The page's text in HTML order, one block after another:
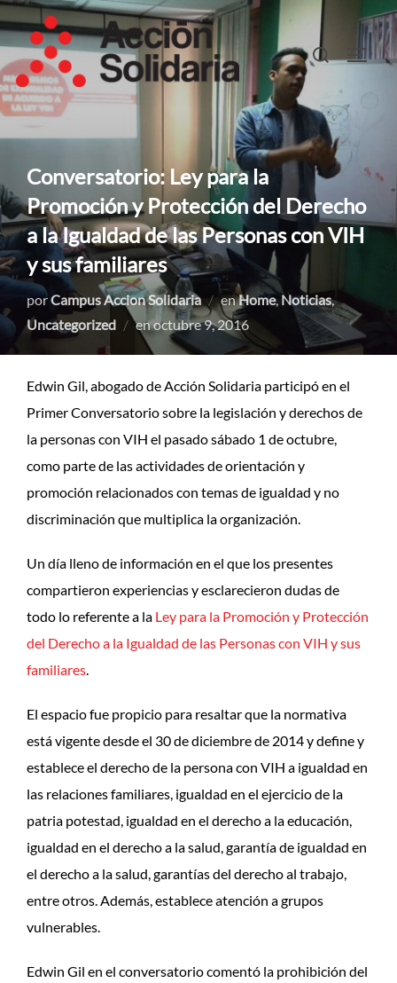
Saltar
al
contenido
Buscar:
Conversatorio: Ley para la
Promoción y Protección del Derecho
a la Igualdad de las Personas con VIH
y sus familiares
porCampus Accion Solidaria enHome, Noticias,
Uncategorized
enPublicado
el
octubre 9, 2016
Edwin Gil, abogado de Acción Solidaria participó en el
Primer Conversatorio sobre la legislación y derechos de
la personas con VIH el pasado sábado 1 de octubre,
como parte de las actividades de orientación y
promoción relacionados con temas de igualdad y no
discriminación que multiplica la organización.
Un día lleno de información en el que los presentes
compartieron experiencias y esclarecieron dudas de
todo lo referente a la Ley para la Promoción y Protección
del Derecho a la Igualdad de las Personas con VIH y sus
familiares.
El espacio fue propicio para resaltar que la normativa
está vigente desde el 30 de diciembre de 2014 y define y
establece el derecho de la persona con VIH a igualdad en
las relaciones familiares, igualdad en el ejercicio de la
patria potestad, igualdad en el derecho a la educación,
igualdad en el derecho a la salud, garantía de igualdad en
el derecho a la salud, garantías del derecho al trabajo,
entre otros. Además, establece atención a grupos
vulnerables.
Edwin Gil en el conversatorio comentó la prohibición del